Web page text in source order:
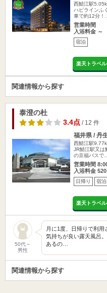
西鯖江駅
ハピラインふ
車で約12分！…
営業時間
入浴料金 ～
宿泊
楽天トラベ
関連情報から探す
泰澄の杜
3.4点/ 12 件
福井県 / 丹
西鯖江駅
JR鯖江駅又は
の京福バスで…
営業時間
入浴料金
日帰り 宿泊
楽天トラベ
50代～
男性
月に1度、日帰りで利用
気持ちが良い露天風呂
あるの…
関連情報から探す